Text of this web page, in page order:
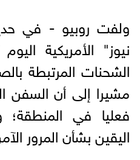
ولفت روبيو - في
نيوز" الأمريكية
الشحنات المرتبطة
مشيرا إلى أن السفن
فعليا في
اليقين بشأن المرور